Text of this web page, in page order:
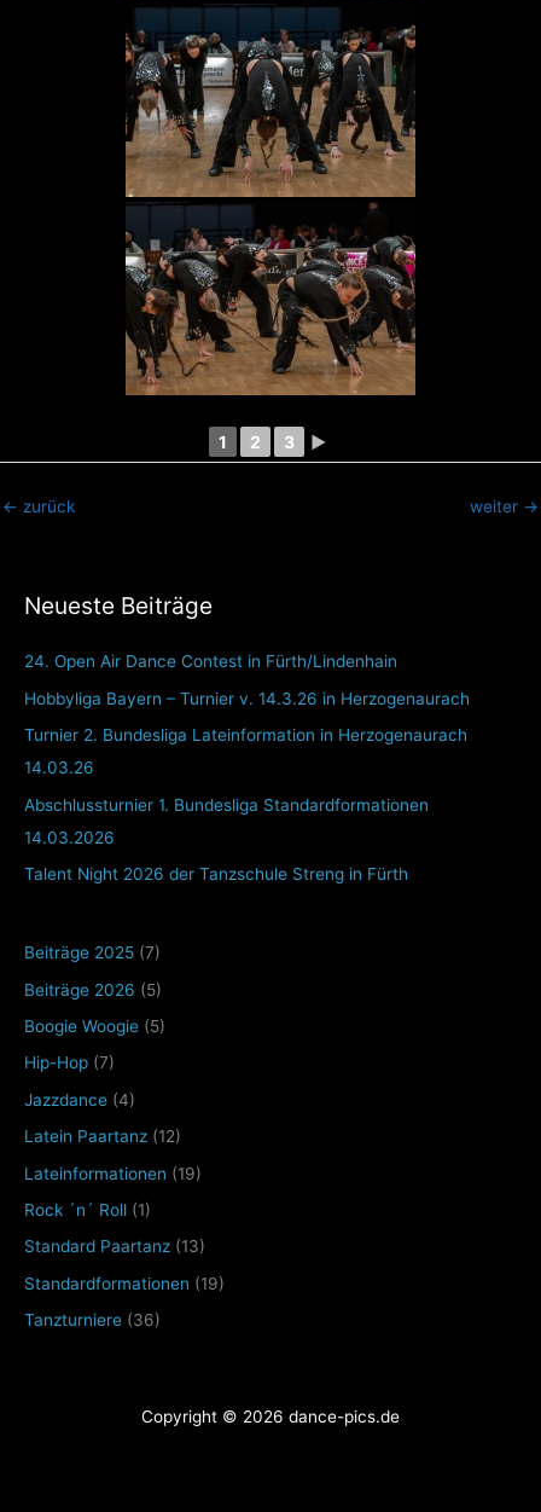
Neueste Beiträge
24. Open Air Dance Contest in Fürth/Lindenhain
Hobbyliga Bayern – Turnier v. 14.3.26 in Herzogenaurach
Turnier 2. Bundesliga Lateinformation in Herzogenaurach
14.03.26
Abschlussturnier 1. Bundesliga Standardformationen
14.03.2026
Talent Night 2026 der Tanzschule Streng in Fürth
Beiträge 2025 (7)
Beiträge 2026 (5)
Boogie Woogie (5)
Hip-Hop (7)
Jazzdance (4)
Latein Paartanz (12)
Lateinformationen (19)
Rock ´n´ Roll (1)
Standard Paartanz (13)
Standardformationen (19)
Tanzturniere (36)
1 2 3 ►
← zurück weiter →
Copyright © 2026 dance-pics.de